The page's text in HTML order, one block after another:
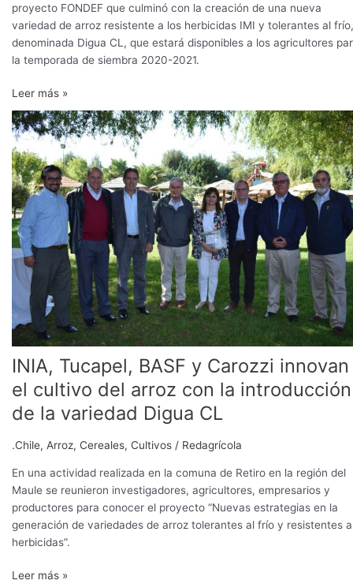
proyecto FONDEF que culminó con la creación de una nueva
variedad de arroz resistente a los herbicidas IMI y tolerantes al frío,
denominada Digua CL, que estará disponibles a los agricultores
la temporada de siembra 2020-2021.
INIA
Digua
CL
Leer más »
INIA, Tucapel, BASF y Carozzi innovan
el cultivo del arroz con la introducción
de la variedad Digua CL
.Chile, Arroz, Cereales, Cultivos / Redagrícola
En una actividad realizada en la comuna de Retiro en la región del
Maule se reunieron investigadores, agricultores, empresarios y
productores para conocer el proyecto “Nuevas estrategias en la
generación de variedades de arroz tolerantes al frío y resistentes a
herbicidas”.
INIA,
Tucapel,
BASF
y
Carozzi
innovan
el
cultivo
del
arroz
con
introducción
de
la
variedad
Digua
CL
Leer más »